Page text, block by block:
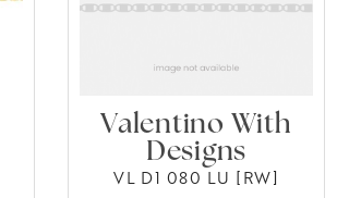
Valentino With
Designs
VL D1 080 LU [RW]